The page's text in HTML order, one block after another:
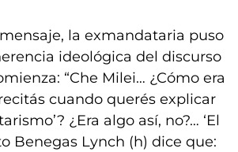
la exmandataria puso
ideológica del discurso
“Che Milei… ¿Cómo era
cuando querés explicar
¿Era algo así, no?… ‘El
Benegas Lynch (h) dice que: